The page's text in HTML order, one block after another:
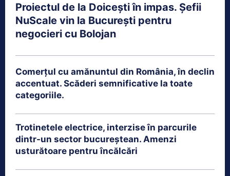
Proiectul de la Doicești în impas. Șefii
NuScale vin la București pentru
negocieri cu Bolojan
Comerțul cu amănuntul din România, în declin
accentuat. Scăderi semnificative la toate
categoriile.
Trotinetele electrice, interzise în parcurile
dintr-un sector bucureștean. Amenzi
usturătoare pentru încălcări